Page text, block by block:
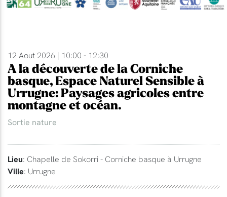
12 Aout 2026 | 10:00 - 12:30
A la découverte de la Corniche
basque, Espace Naturel Sensible à
Urrugne: Paysages agricoles entre
montagne et océan.
Sortie nature
Lieu: Chapelle de Sokorri - Corniche basque à Urrugne
Ville: Urrugne